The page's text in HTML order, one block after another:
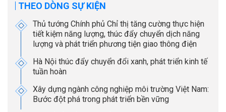
THEO DÒNG SỰ KIỆN
Thủ tướng Chính phủ Chỉ thị tăng cường thực hiện
tiết kiệm năng lượng, thúc đẩy chuyển dịch năng
lượng và phát triển phương tiện giao thông điện
Hà Nội thúc đẩy chuyển đổi xanh, phát triển kinh tế
tuần hoàn
Xây dựng ngành công nghiệp môi trường Việt Nam:
Bước đột phá trong phát triển bền vững